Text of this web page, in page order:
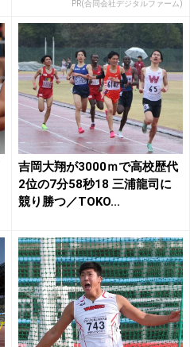
PR(合同会社デジタルファーム)
吉岡大翔が3000ｍで高校歴代
2位の7分58秒18 三浦龍司に
競り勝つ／TOKO...